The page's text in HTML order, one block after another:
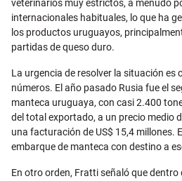
veterinarios muy estrictos, a menudo
internacionales habituales, lo que ha
los productos uruguayos,
partidas de queso duro.
La urgencia de resolver la situación es
números. El año pasado Rusia fue el
manteca uruguaya, con casi 2.400
del total exportado, a un precio medio
una facturación de US$ 15,4 millones.
embarque de manteca con destino a
En otro orden, Fratti señaló que dentro